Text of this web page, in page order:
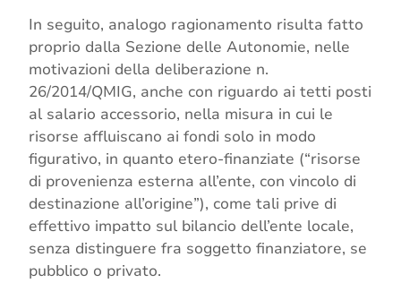
In seguito, analogo ragionamento risulta fatto
proprio dalla Sezione delle Autonomie, nelle
motivazioni della deliberazione n.
26/2014/QMIG, anche con riguardo ai tetti posti
al salario accessorio, nella misura in cui le
risorse affluiscano ai fondi solo in modo
figurativo, in quanto etero-finanziate (“risorse
di provenienza esterna all’ente, con vincolo di
destinazione all’origine”), come tali prive di
effettivo impatto sul bilancio dell’ente locale,
senza distinguere fra soggetto finanziatore, se
pubblico o privato.